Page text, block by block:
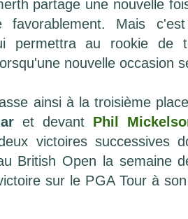
partage une nouvelle
favorablement. Mais
permettra au rookie de
nouvelle occasion
ainsi à la troisième
et devant Phil
victoires successives
British Open la semaine
sur le PGA Tour à